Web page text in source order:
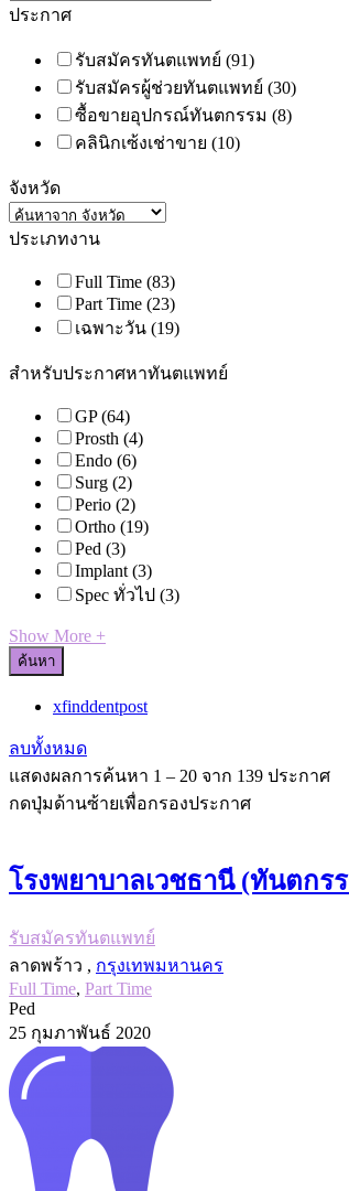
ประกาศ
รับสมัครทันตแพทย์ (91)
รับสมัครผู้ช่วยทันตแพทย์ (30)
ซื้อขายอุปกรณ์ทันตกรรม (8)
คลินิกเซ้งเช่าขาย (10)
จังหวัด
ประเภทงาน
Full Time (83)
Part Time (23)
เฉพาะวัน (19)
สำหรับประกาศหาทันตแพทย์
GP (64)
Prosth (4)
Endo (6)
Surg (2)
Perio (2)
Ortho (19)
Ped (3)
Implant (3)
Spec ทั่วไป (3)
Show More +
ค้นหา
xfinddentpost
ลบทั้งหมด
แสดงผลการค้นหา 1 – 20 จาก 139 ประกาศ
กดปุ่มด้านซ้ายเพื่อกรองประกาศ
โรงพยาบาลเวชธานี (ทันตกร
รับสมัครทันตแพทย์
ลาดพร้าว , กรุงเทพมหานคร
Full Time, Part Time
Ped
25 กุมภาพันธ์ 2020